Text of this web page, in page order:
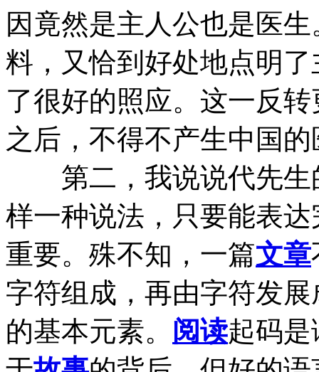
因竟然是主人公也是医
料，又恰到好处地点明
了很好的照应。这一反
之后，不得不产生中国
第二，我说说代先生
样一种说法，只要能表
重要。殊不知，一篇文章
字符组成，再由字符发
的基本元素。 阅读起码是